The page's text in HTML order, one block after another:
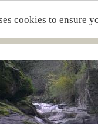
cookies to ensure